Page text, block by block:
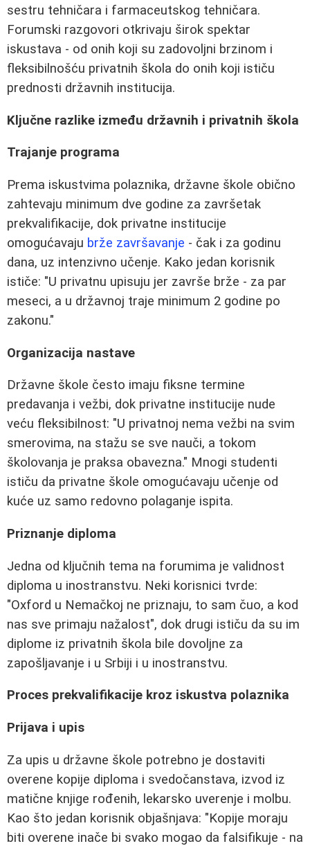
sestru tehničara i farmaceutskog tehničara.
Forumski razgovori otkrivaju širok spektar
iskustava - od onih koji su zadovoljni brzinom i
fleksibilnošću privatnih škola do onih koji ističu
prednosti državnih institucija.
Ključne razlike između državnih i privatnih škola
Trajanje programa
Prema iskustvima polaznika, državne škole obično
zahtevaju minimum dve godine za završetak
prekvalifikacije, dok privatne institucije
omogućavaju brže završavanje - čak i za godinu
dana, uz intenzivno učenje. Kako jedan korisnik
ističe: "U privatnu upisuju jer završe brže - za par
meseci, a u državnoj traje minimum 2 godine po
zakonu."
Organizacija nastave
Državne škole često imaju fiksne termine
predavanja i vežbi, dok privatne institucije nude
veću fleksibilnost: "U privatnoj nema vežbi na svim
smerovima, na stažu se sve nauči, a tokom
školovanja je praksa obavezna." Mnogi studenti
ističu da privatne škole omogućavaju učenje od
kuće uz samo redovno polaganje ispita.
Priznanje diploma
Jedna od ključnih tema na forumima je validnost
diploma u inostranstvu. Neki korisnici tvrde:
"Oxford u Nemačkoj ne priznaju, to sam čuo, a kod
nas sve primaju nažalost", dok drugi ističu da su im
diplome iz privatnih škola bile dovoljne za
zapošljavanje i u Srbiji i u inostranstvu.
Proces prekvalifikacije kroz iskustva polaznika
Prijava i upis
Za upis u državne škole potrebno je dostaviti
overene kopije diploma i svedočanstava, izvod iz
matične knjige rođenih, lekarsko uverenje i molbu.
Kao što jedan korisnik objašnjava: "Kopije moraju
biti overene inače bi svako mogao da falsifikuje - na